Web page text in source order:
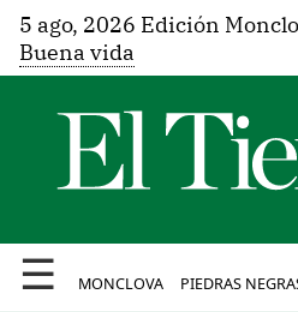
5 ago, 2026 Edición
Buena vida
☰ MONCLOVA PIEDRAS